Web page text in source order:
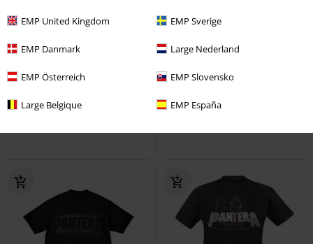
EMP United Kingdom EMP Sverige
EMP Danmark Large Nederland
EMP Österreich EMP Slovensko
Large Belgique EMP España
19,99 € Desde 26,99 €